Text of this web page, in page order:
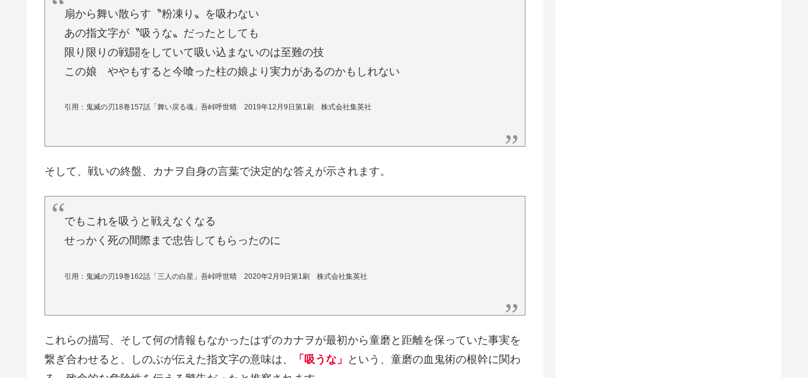
扇から舞い散らす〝粉凍り〟を吸わない
あの指文字が〝吸うな〟だったとしても
限り限りの戦闘をしていて吸い込まないのは至難の技
この娘 ややもすると今喰った柱の娘より実力があるのかもしれない
引用：鬼滅の刃18巻157話「舞い戻る魂」吾峠呼世晴 2019年12月9日第1刷 株式会社集英社
そして、戦いの終盤、カナヲ自身の言葉で決定的な答えが示されます。
でもこれを吸うと戦えなくなる
せっかく死の間際まで忠告してもらったのに
引用：鬼滅の刃19巻162話「三人の白星」吾峠呼世晴 2020年2月9日第1刷 株式会社集英社
これらの描写、そして何の情報もなかったはずのカナヲが最初から童磨と距離を保っていた事実を
繋ぎ合わせると、しのぶが伝えた指文字の意味は、
「吸うな」
という、童磨の血鬼術の根幹に関わ